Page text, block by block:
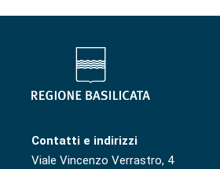
Contatti e indirizzi
Viale Vincenzo Verrastro, 4